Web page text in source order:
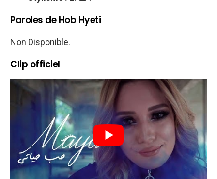
Paroles de Hob Hyeti
Non Disponible.
Clip officiel